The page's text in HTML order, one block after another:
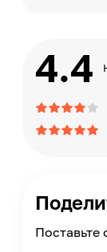
4.4
Поставьте